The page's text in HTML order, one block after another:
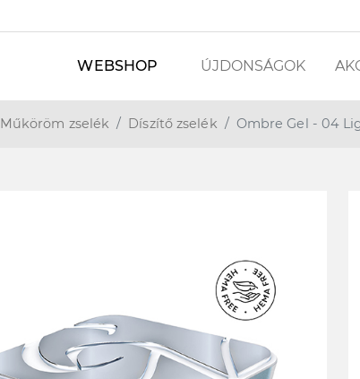
WEBSHOP ÚJDONSÁGOK
Műköröm zselék Díszítő zselék Ombre Gel - 04